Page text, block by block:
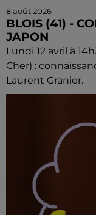
8 août 2026
BLOIS (41) -
JAPON
Lundi 12 avril à
Cher) :
Laurent Granier.